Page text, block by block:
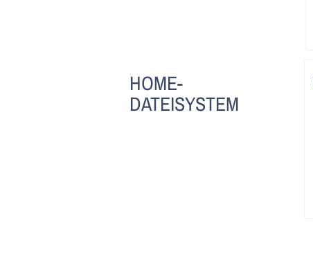
HOME-
DATEISYSTEM